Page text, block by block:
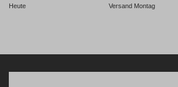
Heute
Versand Montag